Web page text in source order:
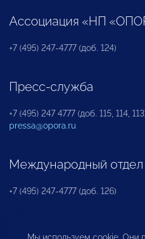
Ассоциация «НП
+7 (495) 247-4777 (доб. 124)
Пресс-служба
+7 (495) 247 4777 (доб. 115, 114,
pressa@opora.ru
Международный
+7 (495) 247-4777 (доб. 126)
Бюро по защите прав
Мы используем cookie. Они